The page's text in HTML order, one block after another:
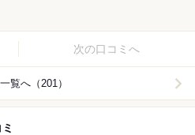
次の口コミへ
覧へ（201）